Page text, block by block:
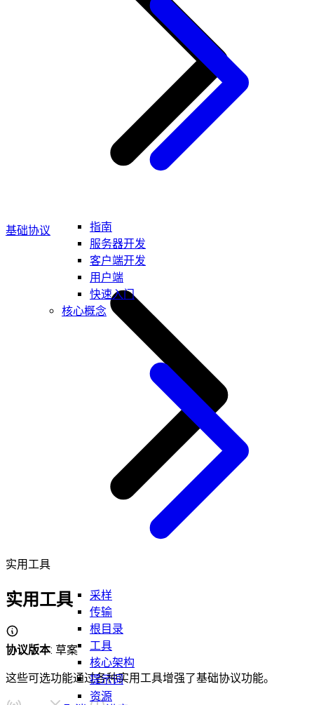
指南
服务器开发
客户端开发
用户端
快速入门
核心概念
采样
传输
根目录
工具
核心架构
提示词
资源
基础协议
实用工具
实用工具
协议版本: 草案
这些可选功能通过各种实用工具增强了基础协议功能。